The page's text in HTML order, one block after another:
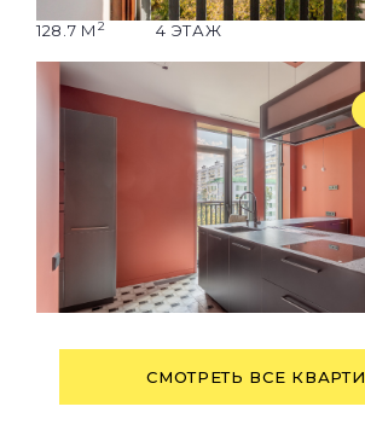
128.7 М 2 4 ЭТАЖ
СМОТРЕТЬ ВСЕ